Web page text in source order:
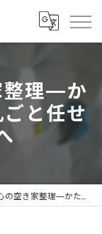
整理—か
と任せ
たづけ屋たすかるに丸ごと任せて新たな一歩へ